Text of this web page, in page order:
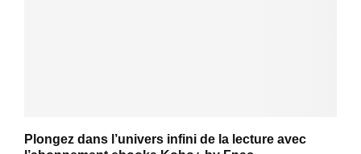
Plongez dans l’univers infini de la lecture avec